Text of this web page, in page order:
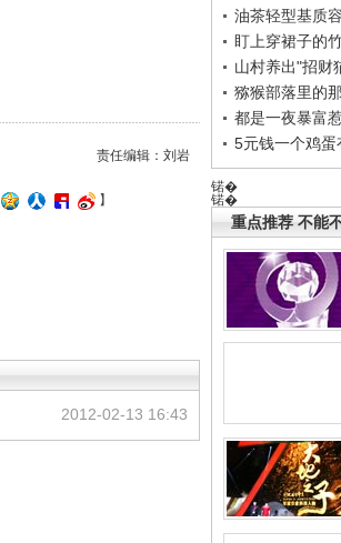
油茶轻型基质
盯上穿裙子的
山村养出"招财
猕猴部落里的
都是一夜暴富
5元钱一个鸡蛋
锘�
锘�
重点推荐 不能
责任编辑：刘岩
】
2012-02-13 16:43